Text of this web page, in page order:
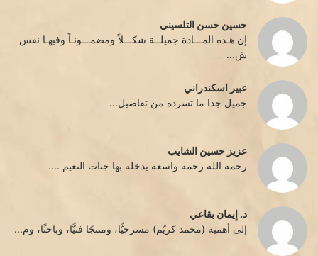
حسين حسن التلسيني
إن هـذه المـــادة جميلــة شكـــلاً ومضمـــونـاً وفيهـا نفس
ش...
عبير اسكندراني
جميل جدا ما تسرده من تفاصيل...
عزيز حسين الشايب
رحمه الله رحمة واسعة يدخله بها جنات النعيم ....
د. إيمان بقاعي
إلى أهمية (محمد كريّم) مسرحيًّا، ومنتجًا فنيًّا، وباحثًا، وم...